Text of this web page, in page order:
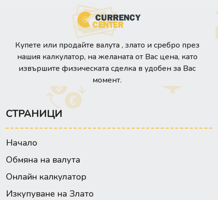
Купете или продайте валута , злато и сребро през
нашия калкулатор, на желаната от Вас цена, като
извършите физическата сделка в удобен за Вас
момент.
СТРАНИЦИ
Начало
Обмяна на валута
Онлайн калкулатор
Изкупуване на Злато